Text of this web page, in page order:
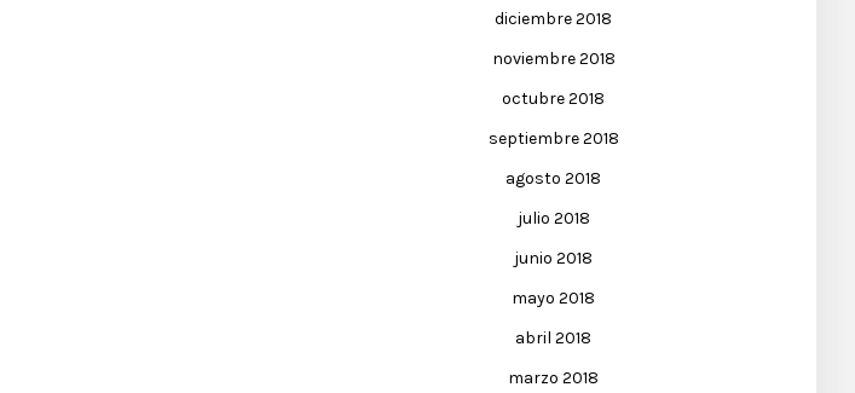
diciembre 2018
noviembre 2018
octubre 2018
septiembre 2018
agosto 2018
julio 2018
junio 2018
mayo 2018
abril 2018
marzo 2018